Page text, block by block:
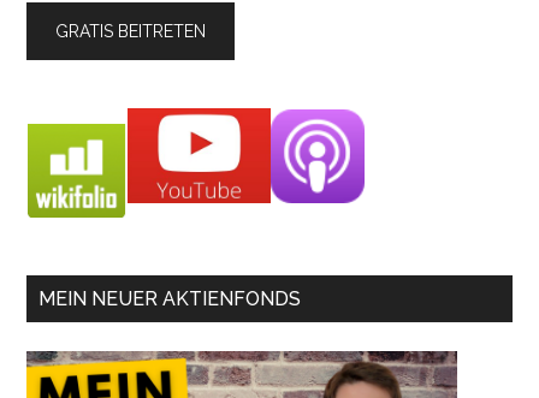
MEIN NEUER AKTIENFONDS